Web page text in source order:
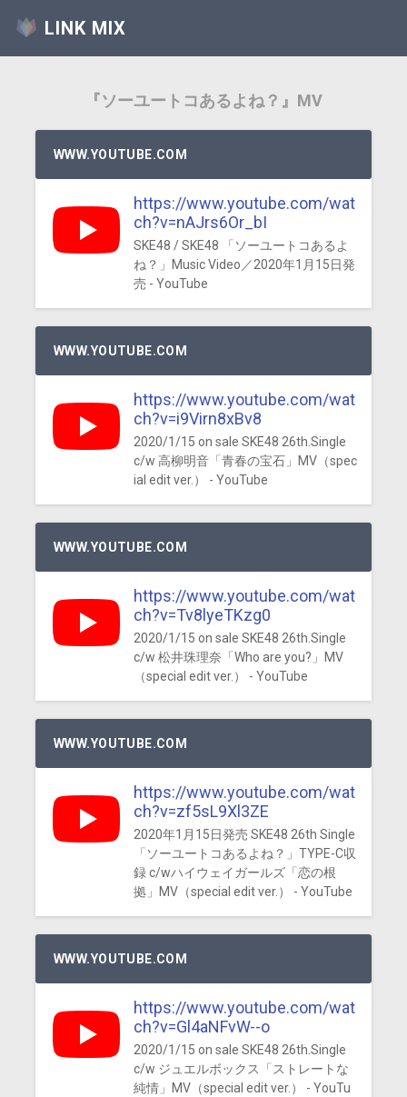
LINK MIX
『ソーユートコあるよね？』MV
WWW.YOUTUBE.COM
https://www.youtube.com/wat
ch?v=nAJrs6Or_bI
SKE48 / SKE48 「ソーユートコあるよ
ね？」Music Video／2020年1月15日発
売 - YouTube
WWW.YOUTUBE.COM
https://www.youtube.com/wat
ch?v=i9Virn8xBv8
2020/1/15 on sale SKE48 26th.Single
c/w 高柳明音「青春の宝石」MV（spec
ial edit ver.） - YouTube
WWW.YOUTUBE.COM
https://www.youtube.com/wat
ch?v=Tv8lyeTKzg0
2020/1/15 on sale SKE48 26th.Single
c/w 松井珠理奈「Who are you?」MV
（special edit ver.） - YouTube
WWW.YOUTUBE.COM
https://www.youtube.com/wat
ch?v=zf5sL9Xl3ZE
2020年1月15日発売 SKE48 26th Single
「ソーユートコあるよね？」TYPE-C収
録 c/wハイウェイガールズ「恋の根
拠」MV（special edit ver.） - YouTube
WWW.YOUTUBE.COM
https://www.youtube.com/wat
ch?v=Gl4aNFvW--o
2020/1/15 on sale SKE48 26th.Single
c/w ジュエルボックス「ストレートな
純情」MV（special edit ver.） - YouTu